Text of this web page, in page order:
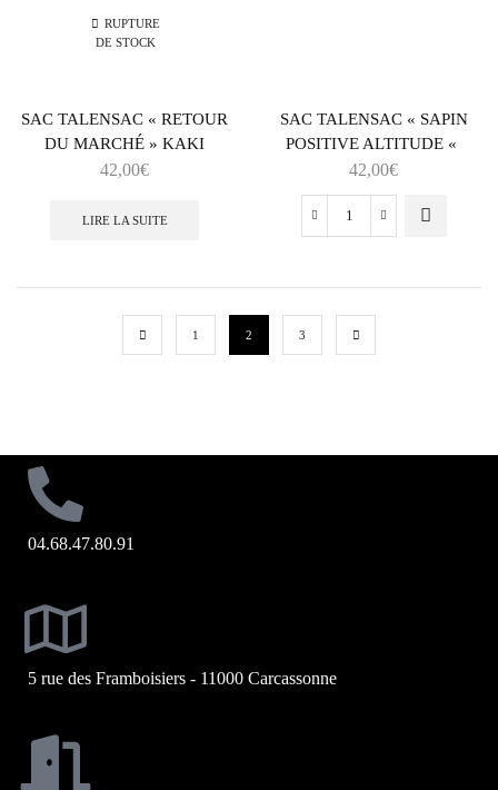
RUPTURE
DE STOCK
SAC TALENSAC « RETOUR
DU MARCHÉ » KAKI
42,00€
LIRE LA SUITE
SAC TALENSAC « SAPIN
POSITIVE ALTITUDE «
42,00€
1 2 3
04.68.47.80.91
5 rue des Framboisiers - 11000 Carcassonne